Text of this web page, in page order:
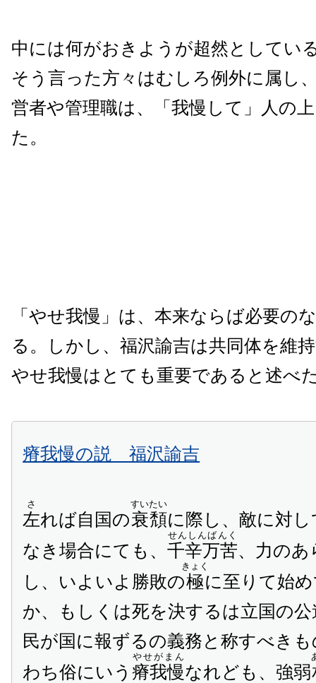
中には何がおきようが超然としてい
そう言った方々はむしろ例外に属し
営者や管理職は、「我慢して」人の
た。
「やせ我慢」は、本来ならば必要の
る。しかし、福沢諭吉は共同体を維
やせ我慢はとても重要であると述べ
瘠我慢の説 福沢諭吉
左
さ
れば自国の衰頽
すいたい
に際し、敵に対し
なき場合にても、千辛万苦
せんしんばんく
、力の
し、いよいよ勝敗の極
きょく
に至りて始
か、もしくは死を決するは立国の
民が国に報ずるの義務と称すべき
わち俗にいう瘠我慢
やせがまん
なれども、強弱